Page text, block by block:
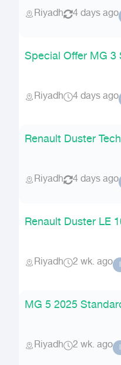
Riyadh 4 days ago
Special Offer MG 3
Riyadh 4 days ago
Renault Duster
Riyadh 4 days ago
Renault Duster LE
Riyadh 2 wk. ago ا
MG 5 2025
Riyadh 2 wk. ago ا